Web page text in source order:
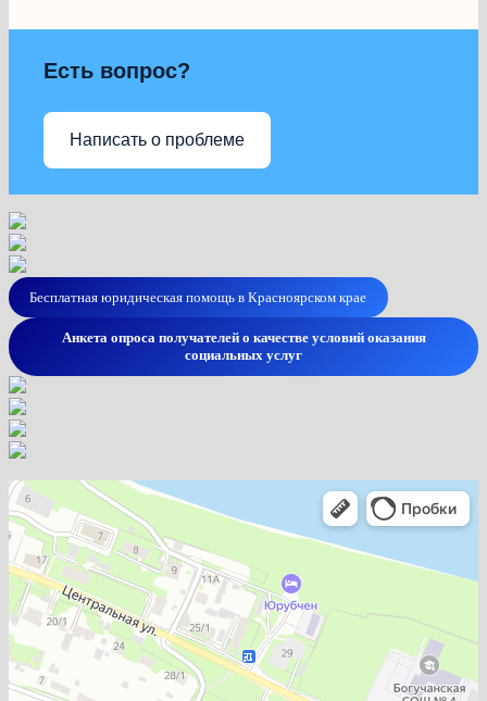
Есть вопрос?
Написать о проблеме
Бесплатная юридическая помощь в Красноярском крае
Анкета опроса получателей о качестве условий оказания
социальных услуг